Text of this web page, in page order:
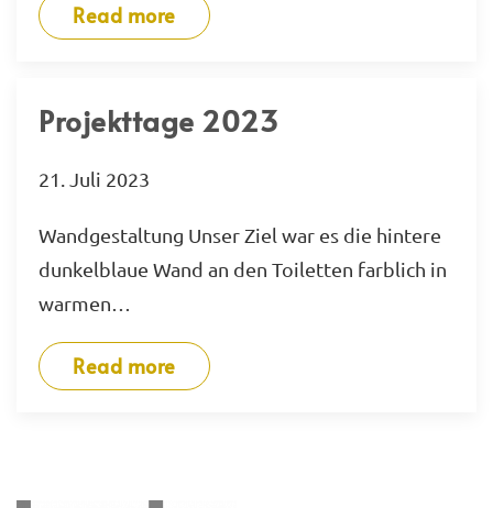
Read more
Projekttage 2023
21. Juli 2023
Wandgestaltung Unser Ziel war es die hintere
dunkelblaue Wand an den Toiletten farblich in
warmen…
Read more